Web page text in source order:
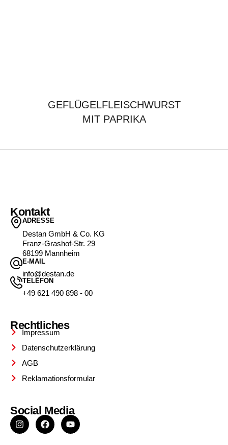
GEFLÜGELFLEISCHWURST
MIT PAPRIKA
Kontakt
ADRESSE
Destan GmbH & Co. KG
Franz-Grashof-Str. 29
68199 Mannheim
E-MAIL
info@destan.de
TELEFON
+49 621 490 898 - 00
Rechtliches
Impressum
Datenschutzerklärung
AGB
Reklamationsformular
Social Media